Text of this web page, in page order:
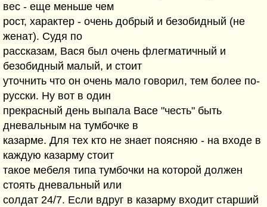
вес - еще меньше чем
рост, характер - очень добрый и безобидный (не
женат). Судя по
рассказам, Вася был очень флегматичный и
безобидный малый, и стоит
уточнить что он очень мало говорил, тем более по-
русски. Ну вот в один
прекрасный день выпала Васе "честь" быть
дневальным на тумбочке в
казарме. Для тех кто не знает поясняю - на входе в
каждую казарму стоит
такое мебеля типа тумбочки на которой должен
стоять дневальный или
солдат 24/7. Если вдруг в казарму входит старший